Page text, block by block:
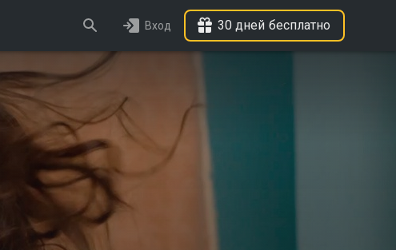
Вход 30 дней бесплатно